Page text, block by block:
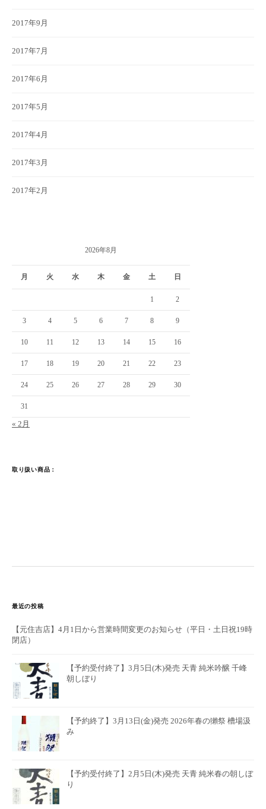
2017年9月
2017年7月
2017年6月
2017年5月
2017年4月
2017年3月
2017年2月
2026年8月
月 火 水 木 金 土 日
1 2
3 4 5 6 7 8 9
10 11 12 13 14 15 16
17 18 19 20 21 22 23
24 25 26 27 28 29 30
31
« 2月
取り扱い商品：
最近の投稿
【元住吉店】4月1日から営業時間変更のお知らせ（平日・土日祝19時
閉店）
【予約受付終了】3月5日(木)発売 天青 純米吟醸 千峰
朝しぼり
【予約終了】3月13日(金)発売 2026年春の獺祭 槽場汲
み
【予約受付終了】2月5日(木)発売 天青 純米春の朝しぼ
り